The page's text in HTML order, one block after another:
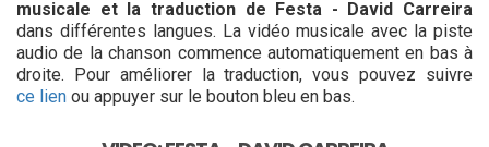
musicale et la traduction de Festa - David Carreira
dans différentes langues. La vidéo musicale avec la piste
audio de la chanson commence automatiquement en bas à
droite. Pour améliorer la traduction, vous pouvez suivre
ce lien ou appuyer sur le bouton bleu en bas.